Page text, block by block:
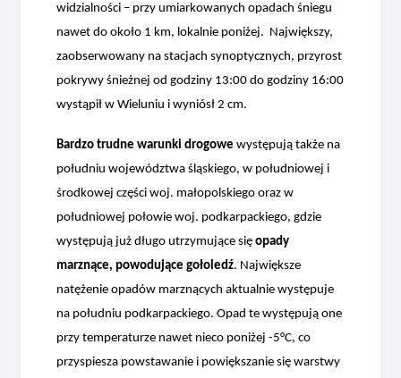
widzialności – przy umiarkowanych opadach śniegu
nawet do około 1 km, lokalnie poniżej. Największy,
zaobserwowany na stacjach synoptycznych, przyrost
pokrywy śnieżnej od godziny 13:00 do godziny 16:00
wystąpił w Wieluniu i wyniósł 2 cm.
Bardzo trudne warunki drogowe występują także na
południu województwa śląskiego, w południowej i
środkowej części woj. małopolskiego oraz w
południowej połowie woj. podkarpackiego, gdzie
występują już długo utrzymujące się opady
marznące, powodujące gołoledź. Największe
natężenie opadów marznących aktualnie występuje
na południu podkarpackiego. Opad te występują one
przy temperaturze nawet nieco poniżej -5°C, co
przyspiesza powstawanie i powiększanie się warstwy